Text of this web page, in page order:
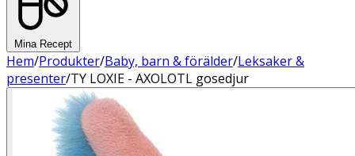
Mina Recept
Hem/Produkter/Baby, barn & förälder/Leksaker &
presenter/TY LOXIE - AXOLOTL gosedjur